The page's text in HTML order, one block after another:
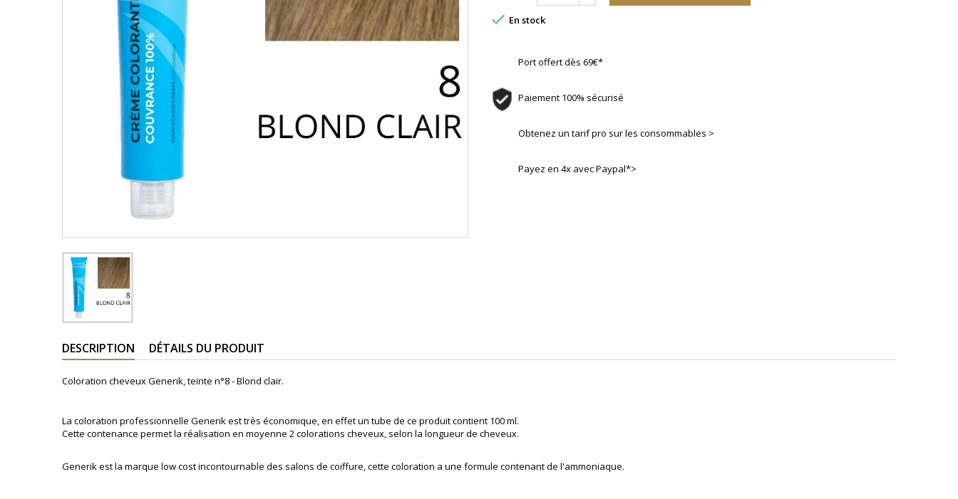
 En stock
Port offert dès 69€*
Paiement 100% sécurisé
Obtenez un tarif pro sur les consommables >
Payez en 4x avec Paypal*>
DESCRIPTION DÉTAILS DU PRODUIT
Coloration cheveux Generik, teinte n°8 - Blond clair.
La coloration professionnelle Generik est très économique, en effet un tube de ce produit contient 100 ml.
Cette contenance permet la réalisation en moyenne 2 colorations cheveux, selon la longueur de cheveux.
Generik est la marque low cost incontournable des salons de coiffure, cette coloration a une formule contenant de l'ammoniaque.